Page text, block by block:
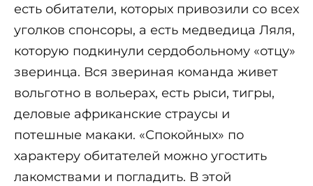
есть обитатели, которых привозили со всех
уголков спонсоры, а есть медведица Ляля,
которую подкинули сердобольному «отцу»
зверинца. Вся звериная команда живет
вольготно в вольерах, есть рыси, тигры,
деловые африканские страусы и
потешные макаки. «Спокойных» по
характеру обитателей можно угостить
лакомствами и погладить. В этой